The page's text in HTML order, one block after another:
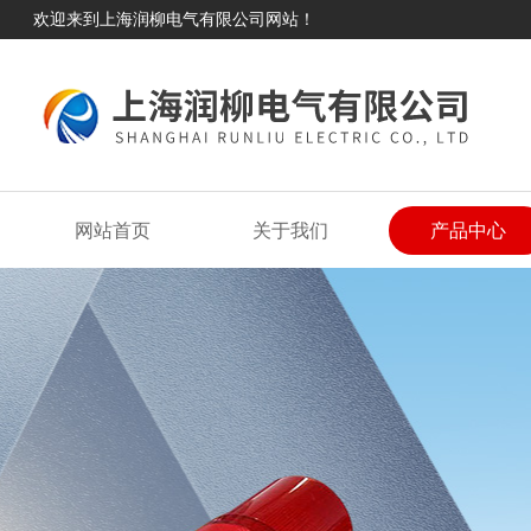
欢迎来到上海润柳电气有限公司网站！
网站首页 关于我们 产品中心